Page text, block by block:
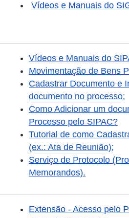
Vídeos e Manuais do
Vídeos e Manuais do
Movimentação de Bens
Cadastrar Documento e
documento no processo;
Como Adicionar um
Processo pelo SIPAC?
Tutorial de como
(ex.: Ata de Reunião);
Serviço de Protocolo
Memorandos).
Extensão - Acesso pelo